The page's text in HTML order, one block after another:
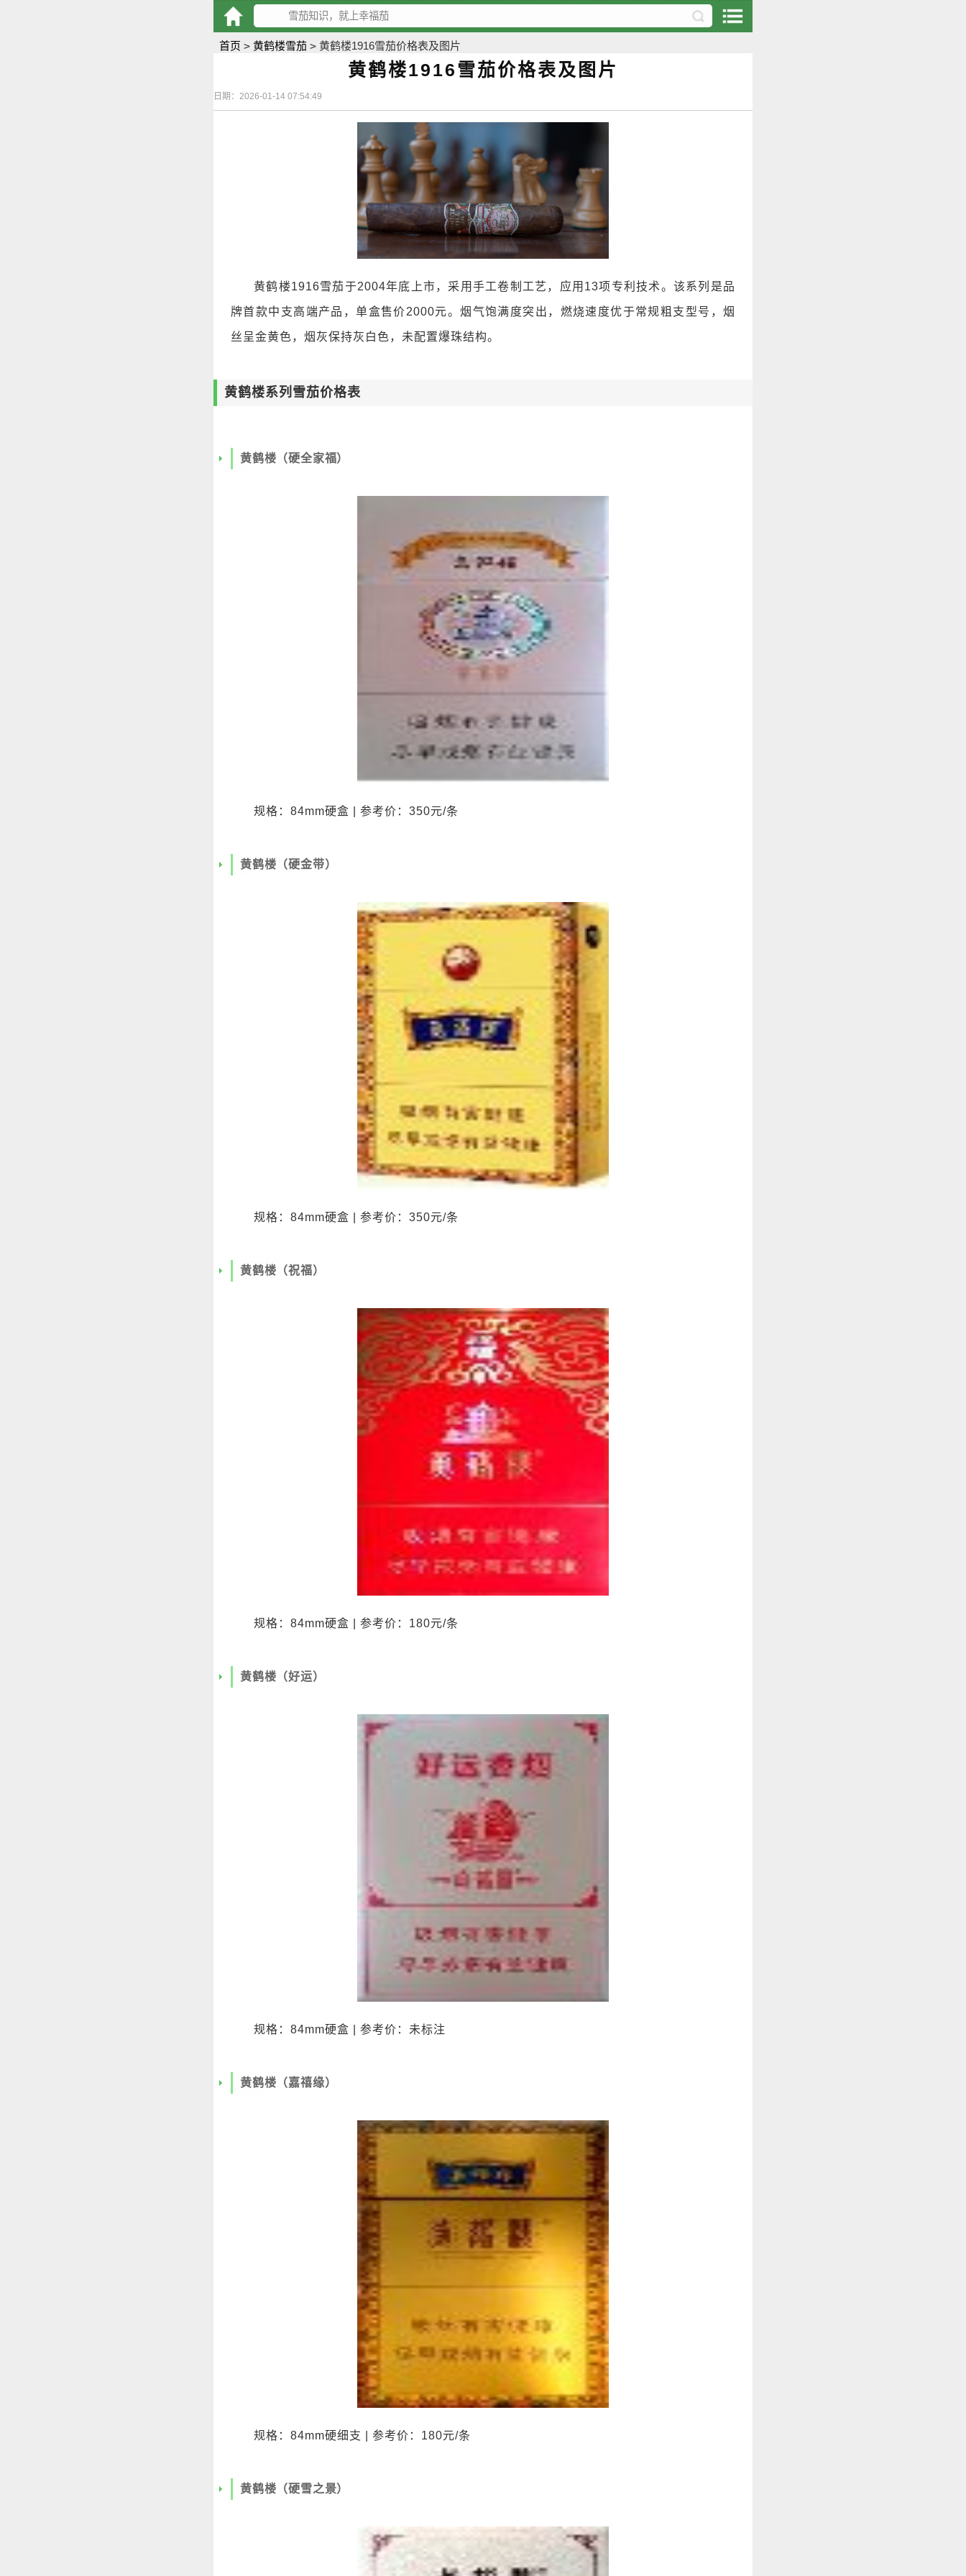
首页 > 黄鹤楼雪茄 > 黄鹤楼1916雪茄价格表及图片
黄鹤楼1916雪茄价格表及图片
日期：2026-01-14 07:54:49
黄鹤楼1916雪茄于2004年底上市，采用手工卷制工艺，应用13项专利技术。该系列是品
牌首款中支高端产品，单盒售价2000元。烟气饱满度突出，燃烧速度优于常规粗支型号，烟
丝呈金黄色，烟灰保持灰白色，未配置爆珠结构。
黄鹤楼系列雪茄价格表
黄鹤楼（硬全家福）
规格：84mm硬盒 | 参考价：350元/条
黄鹤楼（硬金带）
规格：84mm硬盒 | 参考价：350元/条
黄鹤楼（祝福）
规格：84mm硬盒 | 参考价：180元/条
黄鹤楼（好运）
规格：84mm硬盒 | 参考价：未标注
黄鹤楼（嘉禧缘）
规格：84mm硬细支 | 参考价：180元/条
黄鹤楼（硬雪之景）